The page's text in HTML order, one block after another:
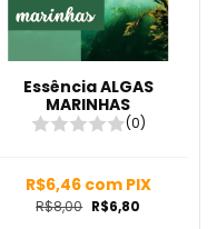
Essência ALGAS
MARINHAS
(0)
R$8,00 R$6,80
R$6,46 com PIX